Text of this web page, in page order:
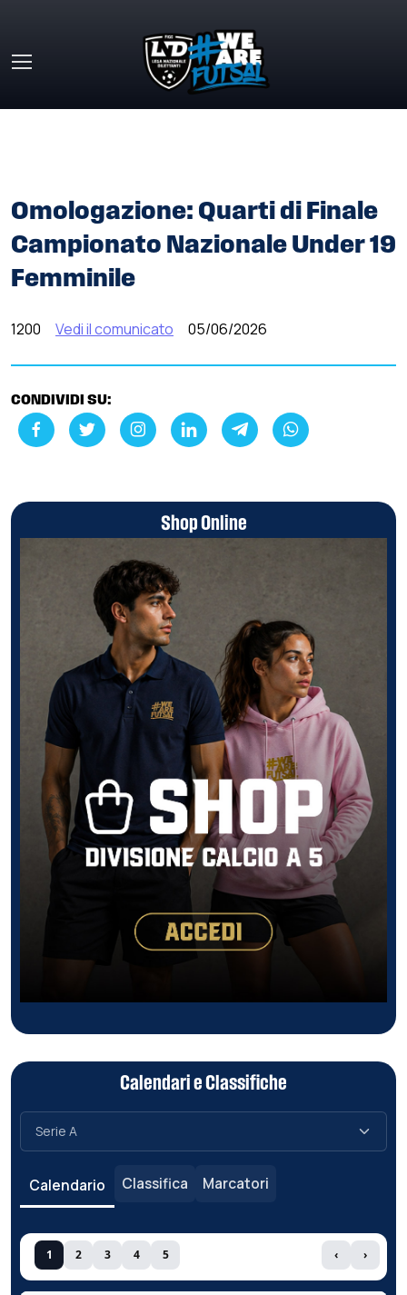
Omologazione: Quarti di Finale
Campionato Nazionale Under 19
Femminile
1200 Vedi il comunicato 05/06/2026
CONDIVIDI SU:
Shop Online
Calendari e Classifiche
Calendario Classifica Marcatori
1 2 3 4 5 ‹ ›